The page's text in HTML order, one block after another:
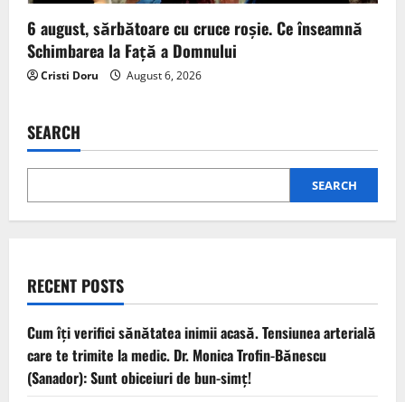
6 august, sărbătoare cu cruce roșie. Ce înseamnă
Schimbarea la Față a Domnului
Cristi Doru August 6, 2026
SEARCH
SEARCH
RECENT POSTS
Cum îți verifici sănătatea inimii acasă. Tensiunea arterială
care te trimite la medic. Dr. Monica Trofin-Bănescu
(Sanador): Sunt obiceiuri de bun-simț!